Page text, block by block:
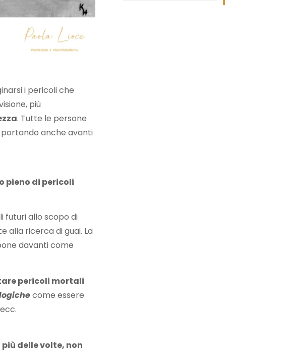
i pericoli che
più
. Tutte le persone
anche avanti
pieno di pericoli
futuri allo scopo di
alla ricerca di guai. La
davanti come
pericoli mortali
come essere
delle volte, non